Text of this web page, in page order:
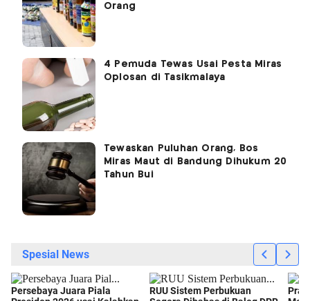
Orang
4 Pemuda Tewas Usai Pesta Miras
Oplosan di Tasikmalaya
Tewaskan Puluhan Orang, Bos
Miras Maut di Bandung Dihukum 20
Tahun Bui